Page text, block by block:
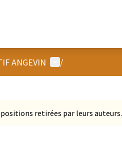
ANGEVIN Menu utilisateur
/
retirées par leurs auteurs.